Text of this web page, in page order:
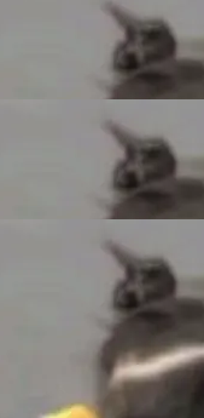
过
语
加
了 C
中
关
Co
，则
点
炼。
活
S
，